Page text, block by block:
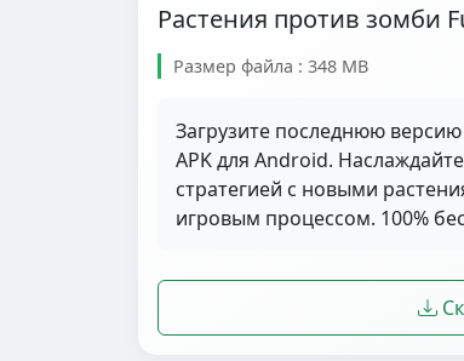
Растения против зомби
Размер файла : 348 MB
Загрузите последнюю
APK для Android.
стратегией с новыми
игровым процессом. 100%